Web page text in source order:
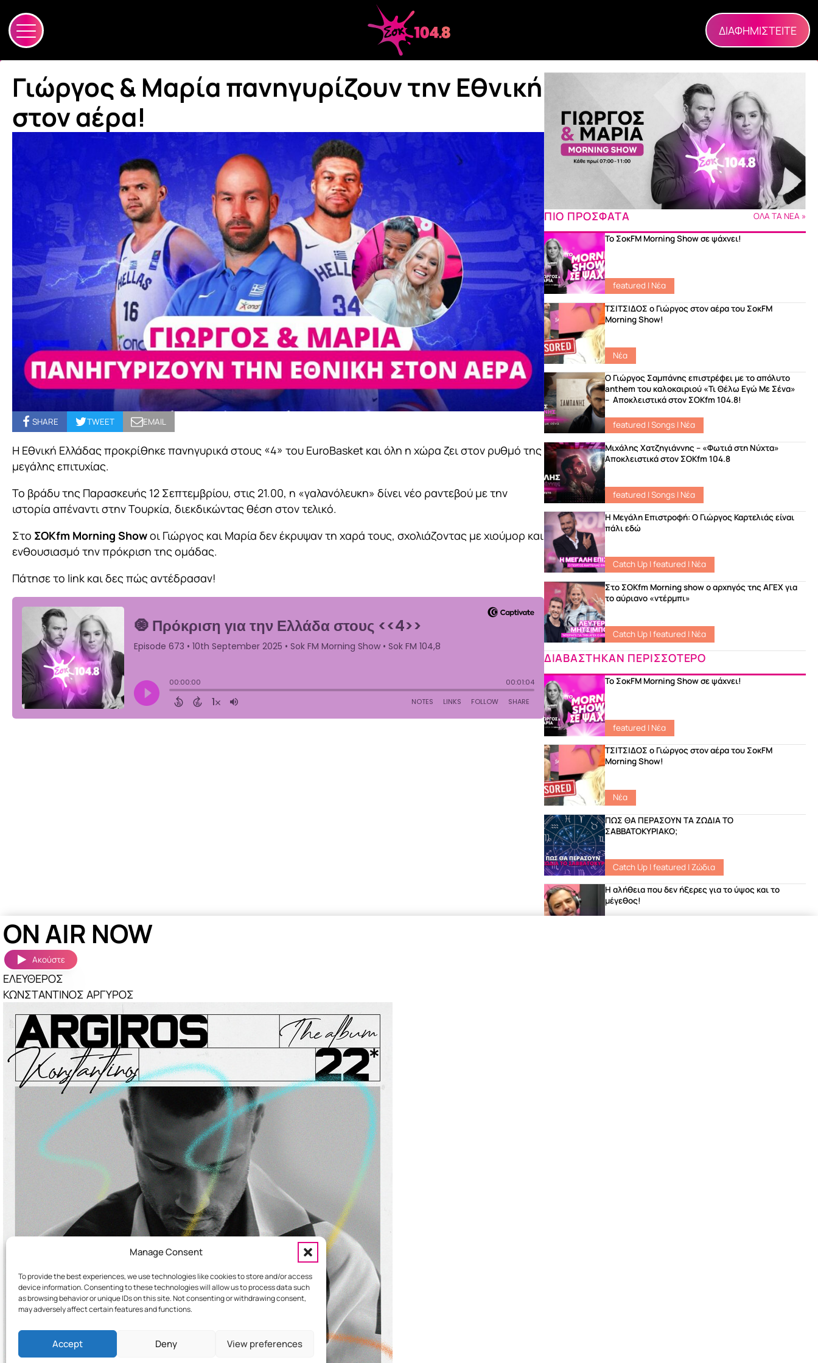
Manage Consent
To provide the best experiences, we use technologies like cookies to store and/or access
device information. Consenting to these technologies will allow us to process data such
as browsing behavior or unique IDs on this site. Not consenting or withdrawing consent,
may adversely affect certain features and functions.
Accept Deny View preferences
ΔΙΑΦΗΜΙΣΤΕΙΤΕ
Γιώργος & Μαρία πανηγυρίζουν την Εθνική
στον αέρα!
SHARE TWEET EMAIL
Η Εθνική Ελλάδας προκρίθηκε πανηγυρικά στους «4» του EuroBasket και όλη η χώρα ζει στον ρυθμό της
μεγάλης επιτυχίας.
Το βράδυ της Παρασκευής 12 Σεπτεμβρίου, στις 21.00, η «γαλανόλευκη» δίνει νέο ραντεβού με την
ιστορία απέναντι στην Τουρκία, διεκδικώντας θέση στον τελικό.
Στο ΣΟΚfm Morning Showοι Γιώργος και Μαρία δεν έκρυψαν τη χαρά τους, σχολιάζοντας με χιούμορ και
ενθουσιασμό την πρόκριση της ομάδας.
Πάτησε το link και δες πώς αντέδρασαν!
ΠΙΟ ΠΡΟΣΦΑΤΑ ΟΛΑ ΤΑ ΝΕΑ »
Το ΣοκFM Morning Show σε ψάχνει!
featured | Νέα
ΤΣΙΤΣΙΔΟΣ ο Γιώργος στον αέρα του ΣοκFM
Morning Show!
Νέα
Ο Γιώργος Σαμπάνης επιστρέφει με το απόλυτο
anthem του καλοκαιριού «Τι Θέλω Εγώ Με Σένα»
– Αποκλειστικά στον ΣΟΚfm 104.8!
featured |Songs | Νέα
Μιχάλης Χατζηγιάννης – «Φωτιά στη Νύχτα»
Αποκλειστικά στον ΣΟΚfm 104.8
featured |Songs | Νέα
Η Μεγάλη Επιστροφή: Ο Γιώργος Καρτελιάς είναι
πάλι εδώ
Catch Up |featured | Νέα
Στο ΣΟKfm Morning show ο αρχηγός της ΑΓΕΧ για
το αύριανο «ντέρμπι»
Catch Up |featured | Νέα
ΔΙΑΒΑΣΤΗΚΑΝ ΠΕΡΙΣΣΟΤΕΡΟ
Το ΣοκFM Morning Show σε ψάχνει!
featured | Νέα
ΤΣΙΤΣΙΔΟΣ ο Γιώργος στον αέρα του ΣοκFM
Morning Show!
Νέα
ΠΩΣ ΘΑ ΠΕΡΑΣΟΥΝ ΤΑ ΖΩΔΙΑ ΤΟ
ΣΑΒΒΑΤΟΚΥΡΙΑΚΟ;
Catch Up |featured |Ζώδια
Η αλήθεια που δεν ήξερες για το ύψος και το
μέγεθος!
HOMEΕΠΙΚΟΙΝΩΝΙΑ
ON AIR NOW
Ακούστε
ΕΛΕΥΘΕΡΟΣ
ΚΩΝΣΤΑΝΤΙΝΟΣ ΑΡΓΥΡΟΣ